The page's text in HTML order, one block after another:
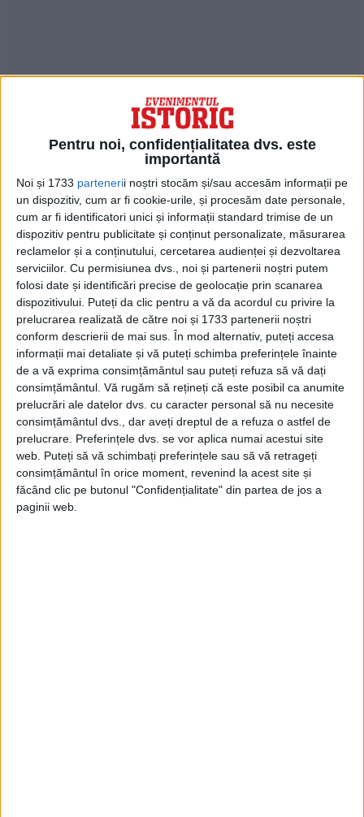
Pentru noi, confidențialitatea dvs. este
importantă
Noi și 1733 partenerii noștri stocăm și/sau accesăm informații pe
un dispozitiv, cum ar fi cookie-urile, și procesăm date personale,
cum ar fi identificatori unici și informații standard trimise de un
dispozitiv pentru publicitate și conținut personalizate, măsurarea
reclamelor și a conținutului, cercetarea audienței și dezvoltarea
serviciilor. Cu permisiunea dvs., noi și partenerii noștri putem
folosi date și identificări precise de geolocație prin scanarea
dispozitivului. Puteți da clic pentru a vă da acordul cu privire la
prelucrarea realizată de către noi și 1733 partenerii noștri
conform descrierii de mai sus. În mod alternativ, puteți accesa
informații mai detaliate și vă puteți schimba preferințele înainte
de a vă exprima consimțământul sau puteți refuza să vă dați
consimțământul. Vă rugăm să rețineți că este posibil ca anumite
prelucrări ale datelor dvs. cu caracter personal să nu necesite
consimțământul dvs., dar aveți dreptul de a refuza o astfel de
prelucrare. Preferințele dvs. se vor aplica numai acestui site
web. Puteți să vă schimbați preferințele sau să vă retrageți
consimțământul în orice moment, revenind la acest site și
făcând clic pe butonul "Confidențialitate" din partea de jos a
paginii web.
Primele navete au dus în spațiu
echipamente de satelit și au efectuat
diverse experimente științifice. La 28
ianuarie 1986, NASA și programul de
navete spațiale au suferit un eșec major
atunci când Challenger a explodat la 74 de
secunde după decolare, iar toate cele
șapte persoane aflate la bord au murit.
În septembrie 1988, zborurile navetei
spațiale au fost reluate odată cu lansarea
cu succes a navetei Discovery. De atunci,
naveta spațială a efectuat numeroase
misiuni importante, cum ar fi repararea și
întreținerea telescopului spațial Hubble și
construirea și dotarea Stației Spațiale